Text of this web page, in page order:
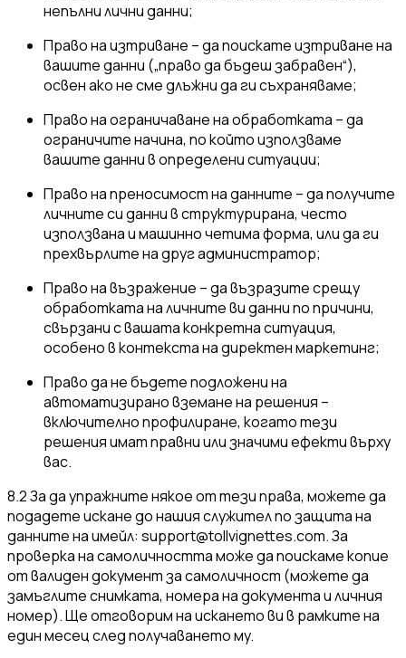
непълни лични данни;
Право на изтриване – да поискате изтриване на
вашите данни („право да бъдеш забравен“),
освен ако не сме длъжни да ги съхраняваме;
Право на ограничаване на обработката – да
ограничите начина, по който използваме
вашите данни в определени ситуации;
Право на преносимост на данните – да получите
личните си данни в структурирана, често
използвана и машинно четима форма, или да ги
прехвърлите на друг администратор;
Право на възражение – да възразите срещу
обработката на личните ви данни по причини,
свързани с вашата конкретна ситуация,
особено в контекста на директен маркетинг;
Право да не бъдете подложени на
автоматизирано вземане на решения –
включително профилиране, когато тези
решения имат правни или значими ефекти върху
вас.
8.2 За да упражните някое от тези права, можете да
подадете искане до нашия служител по защита на
данните на имейл: support@tollvignettes.com. За
проверка на самоличността може да поискаме копие
от валиден документ за самоличност (можете да
замъглите снимката, номера на документа и личния
номер). Ще отговорим на искането ви в рамките на
един месец след получаването му.